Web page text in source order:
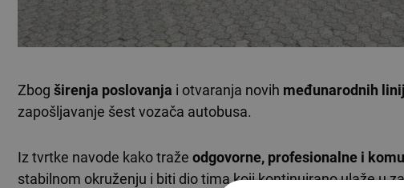
Zbog širenja poslovanja i otvaranja novih međunarodnih
zapošljavanje šest vozača autobusa.
Iz tvrtke navode kako traže odgovorne, profesionalne i
stabilnom okruženju i biti dio tima koji kontinuirano ulaže u